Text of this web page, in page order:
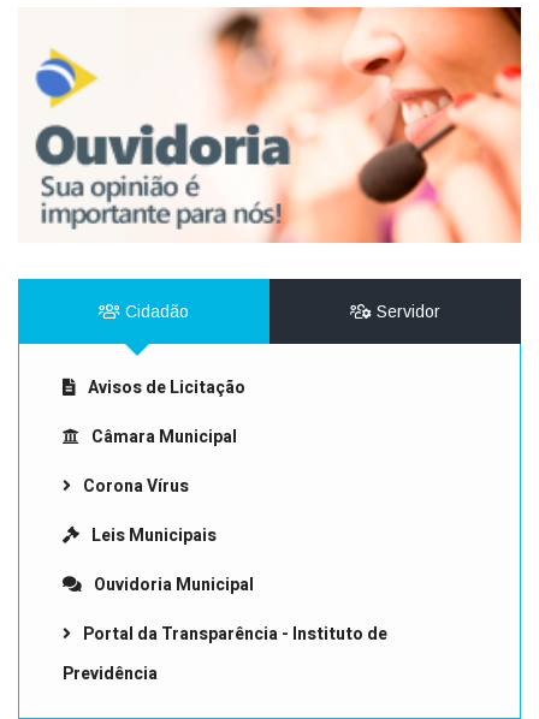
Cidadão Servidor
Avisos de Licitação
Câmara Municipal
Corona Vírus
Leis Municipais
Ouvidoria Municipal
Portal da Transparência - Instituto de
Previdência